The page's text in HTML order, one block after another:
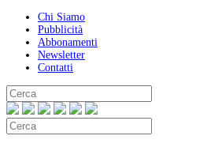
Chi Siamo
Pubblicità
Abbonamenti
Newsletter
Contatti